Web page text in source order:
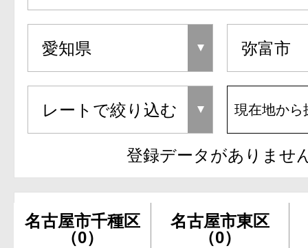
現在地から
登録データがありませ
名古屋市千種区
（0）
名古屋市東区
（0）